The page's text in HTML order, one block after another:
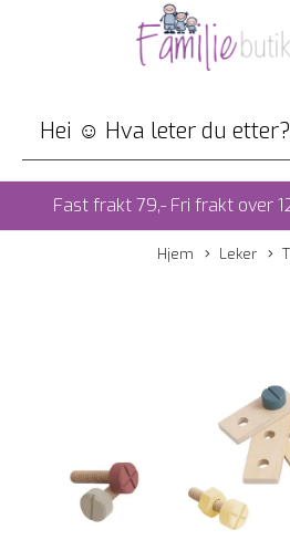
Fast frakt 79,- Fri frakt over
Hjem Leker